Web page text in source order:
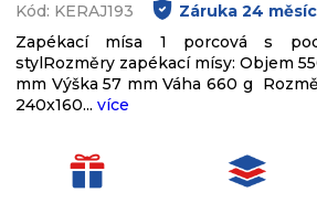
Kód: KERAJ193 Záruka 24
Zapékací mísa 1 porcová s
stylRozměry zapékací mísy: Objem
mm Výška 57 mm Váha 660 g
240x160... více